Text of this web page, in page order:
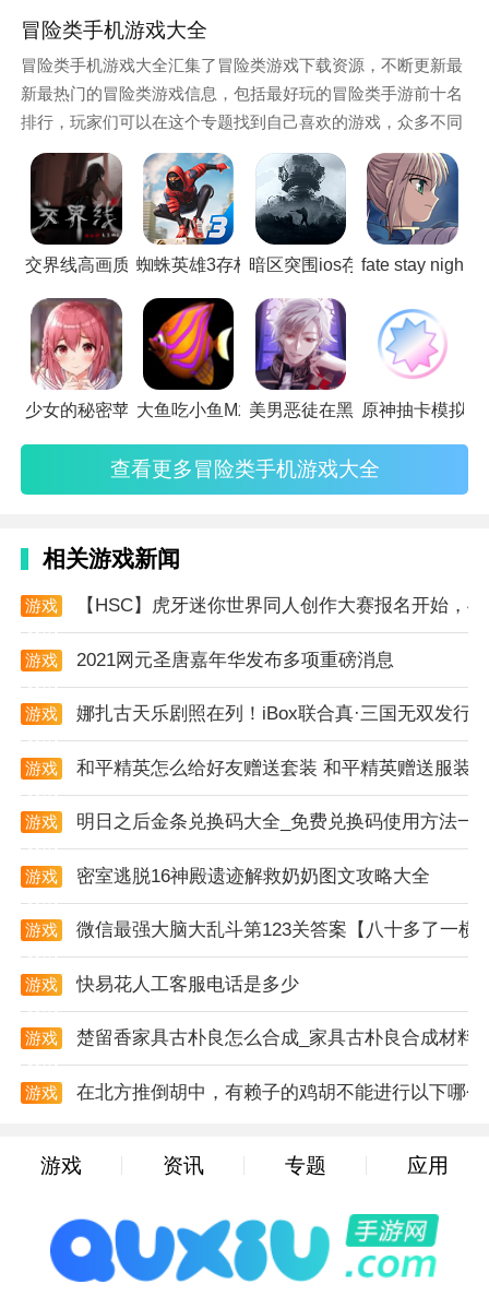
操作技巧
1. 灵活切换角色：游戏中支持角色切换系统，玩家可以
在迈克和j之间自由切换，利用不同角色的技能和优势
来应对各种挑战。
2. 注意观察环境：在游戏中，玩家需要仔细观察周围的
环境，寻找隐藏的线索和道具，这些线索可能隐藏在房
间的角落、家具的缝隙中。
武器、工具、钥匙等。玩家需要合理利用这些道具来解
保持冷静和耐心，不要急于求成，要逐步分析情况，做
出正确的决策。
便在遇到难题或失败时能够重新读档，节省时间和精
力。
玩法技巧
1. 探索与解谜：玩家需要不断探索各个场景，寻找有用
的线索和道具。这些线索可能关联着罗德的秘密和逃脱
的路线。
2. 对抗与逃脱：在探索过程中，玩家可能会遇到罗德的
追捕。这时，玩家需要利用手中的道具和周围的环境来
3. 利用提示系统：如果玩家在游戏中遇到困难，可以利
些线索和建议，帮助玩家解开谜题。
玩家点评
恐怖冰淇淋罗德5以其独特的恐怖氛围、紧张刺激的玩
法以及丰富的游戏内容赢得了众多玩家的喜爱和好评。
冒险类手机游戏大全
冒险类手机游戏大全汇集了冒险类游戏下载资源，不断更新最
新最热门的冒险类游戏信息，包括最好玩的冒险类手游前十名
排行，玩家们可以在这个专题找到自己喜欢的游戏，众多不同
风格类型冒险类手机游戏，欢迎免费下载!
交界线高画质版蜘蛛英雄3存档版暗区突围ios存档版fate stay night
少女的秘密苹果离线版大鱼吃小鱼M木糖M高画质版美男恶徒在黑暗中的恋爱单机
原神抽卡模拟
查看更多冒险类手机游戏大全
相关游戏新闻
游戏
【HSC】虎牙迷你世界同人创作大赛报名开始，4
游戏
2021网元圣唐嘉年华发布多项重磅消息
游戏
娜扎古天乐剧照在列！iBox联合真·三国无双发行
游戏
和平精英怎么给好友赠送套装 和平精英赠送服装
游戏
明日之后金条兑换码大全_免费兑换码使用方法一
游戏
密室逃脱16神殿遗迹解救奶奶图文攻略大全
游戏
微信最强大脑大乱斗第123关答案【八十多了一横
游戏
快易花人工客服电话是多少
游戏
楚留香家具古朴良怎么合成_家具古朴良合成材料
游戏
在北方推倒胡中，有赖子的鸡胡不能进行以下哪
游戏 资讯 专题 应用